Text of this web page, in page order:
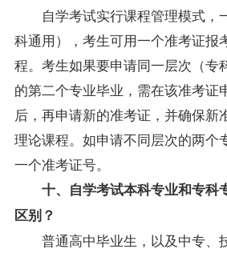
自学考试实行课程管理模式，
科通用），考生可用一个准考证报
程。考生如果要申请同一层次（专
的第二个专业毕业，需在该准考证
后，再申请新的准考证，并确保新
理论课程。如申请不同层次的两个
一个准考证号。
十、自学考试本科专业和专科
区别？
普通高中毕业生，以及中专、